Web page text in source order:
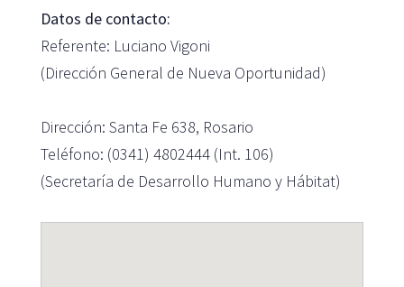
Datos de contacto:
Referente: Luciano Vigoni
(Dirección General de Nueva Oportunidad)
Dirección: Santa Fe 638, Rosario
Teléfono: (0341) 4802444 (Int. 106)
(Secretaría de Desarrollo Humano y Hábitat)